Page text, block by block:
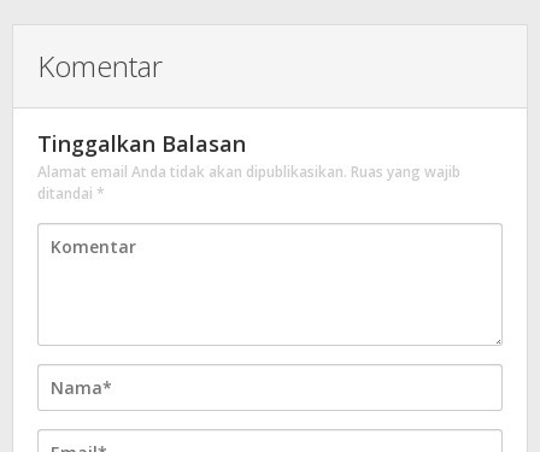
Komentar
Tinggalkan Balasan
Alamat email Anda tidak akan dipublikasikan. Ruas yang wajib
ditandai *